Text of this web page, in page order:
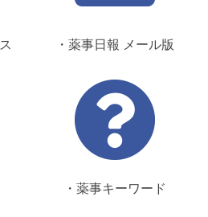
・薬事日報 メール版
・薬事キーワード